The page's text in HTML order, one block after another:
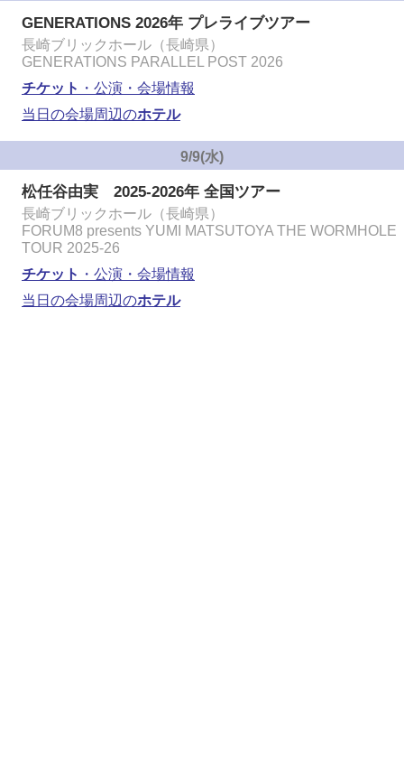
GENERATIONS 2026年 プレライブツアー
長崎ブリックホール（長崎県）
GENERATIONS PARALLEL POST 2026
チケット ・公演・会場情報
当日の会場周辺のホテル
9/9(水)
松任谷由実 2025-2026年 全国ツアー
長崎ブリックホール（長崎県）
FORUM8 presents YUMI MATSUTOYA THE WORMHOLE
TOUR 2025-26
チケット ・公演・会場情報
当日の会場周辺のホテル